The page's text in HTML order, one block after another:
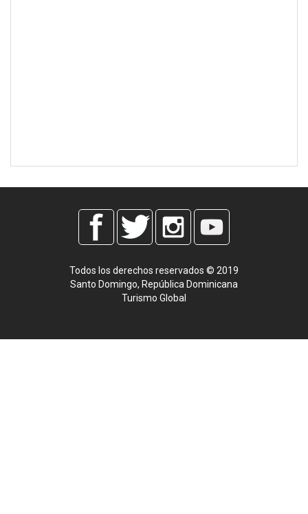
Todos los derechos reservados © 2019
Santo Domingo, República Dominicana
Turismo Global